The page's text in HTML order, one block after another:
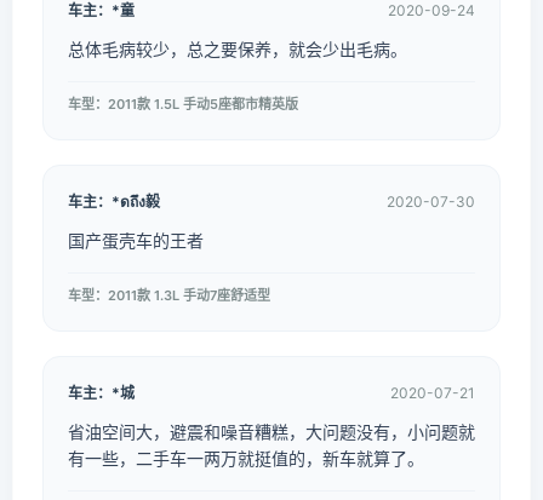
车主：*童 2020-09-24
总体毛病较少，总之要保养，就会少出毛病。
车型：2011款 1.5L 手动5座都市精英版
车主：*ดถึง毅 2020-07-30
国产蛋壳车的王者
车型：2011款 1.3L 手动7座舒适型
车主：*城 2020-07-21
省油空间大，避震和噪音糟糕，大问题没有，小问题就
有一些，二手车一两万就挺值的，新车就算了。